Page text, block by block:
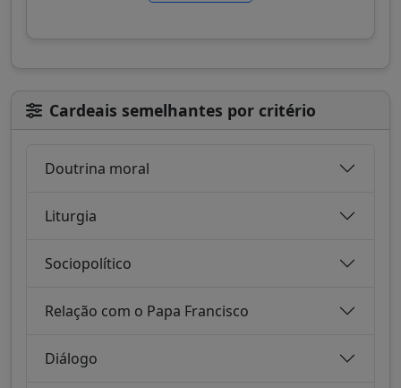
Cardeais semelhantes por critério
Doutrina moral
Liturgia
Sociopolítico
Relação com o Papa Francisco
Diálogo